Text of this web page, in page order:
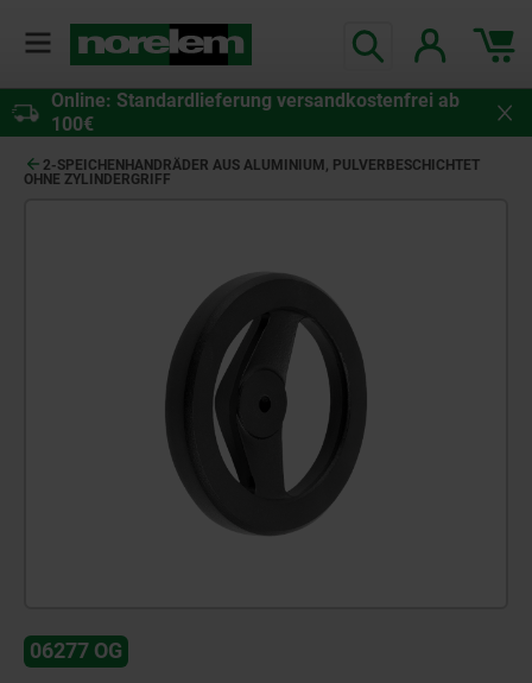
Online: Standardlieferung versandkostenfrei ab
100€
2-SPEICHENHANDRÄDER AUS ALUMINIUM, PULVERBESCHICHTET
OHNE ZYLINDERGRIFF
06277 OG